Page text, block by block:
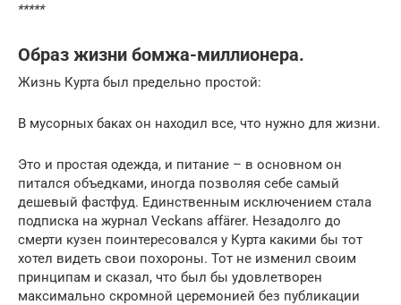
*****
Образ жизни бомжа-миллионера.
Жизнь Курта был предельно простой:
В мусорных баках он находил все, что нужно для жизни.
Это и простая одежда, и питание – в основном он
питался объедками, иногда позволяя себе самый
дешевый фастфуд. Единственным исключением стала
подписка на журнал Veckans affärer. Незадолго до
смерти кузен поинтересовался у Курта какими бы тот
хотел видеть свои похороны. Тот не изменил своим
принципам и сказал, что был бы удовлетворен
максимально скромной церемонией без публикации